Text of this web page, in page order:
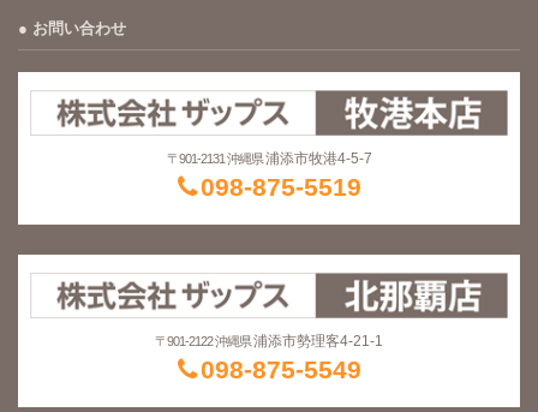
お問い合わせ
〒901-2131 沖縄県 浦添市牧港4-5-7
098-875-5519
〒901-2122 沖縄県浦添市勢理客4-21-1
098-875-5549